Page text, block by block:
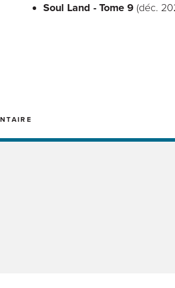
Soul Land - Tome 9 (déc.